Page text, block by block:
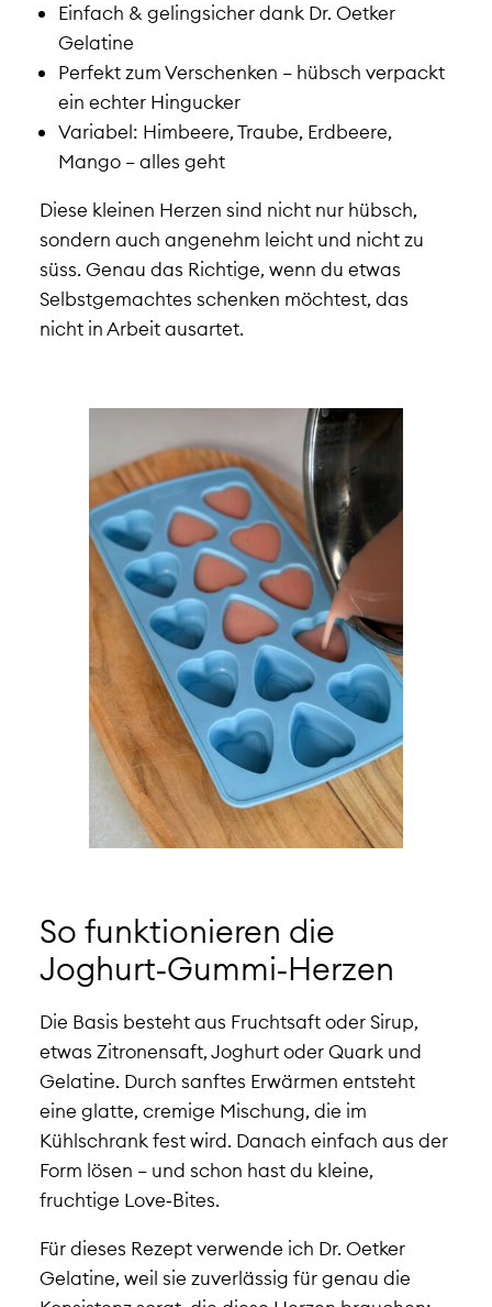
Einfach & gelingsicher dank Dr. Oetker
Gelatine
Perfekt zum Verschenken – hübsch verpackt
ein echter Hingucker
Variabel: Himbeere, Traube, Erdbeere,
Mango – alles geht
Diese kleinen Herzen sind nicht nur hübsch,
sondern auch angenehm leicht und nicht zu
süss. Genau das Richtige, wenn du etwas
Selbstgemachtes schenken möchtest, das
nicht in Arbeit ausartet.
So funktionieren die
Joghurt‑Gummi‑Herzen
Die Basis besteht aus Fruchtsaft oder Sirup,
etwas Zitronensaft, Joghurt oder Quark und
Gelatine. Durch sanftes Erwärmen entsteht
eine glatte, cremige Mischung, die im
Kühlschrank fest wird. Danach einfach aus der
Form lösen – und schon hast du kleine,
fruchtige Love‑Bites.
Für dieses Rezept verwende ich Dr. Oetker
Gelatine, weil sie zuverlässig für genau die